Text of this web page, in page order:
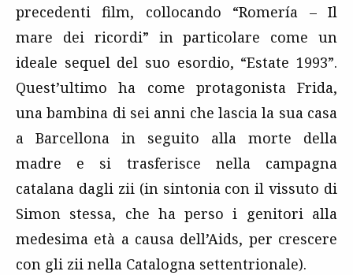
precedenti film, collocando “Romería – Il
mare dei ricordi” in particolare come un
ideale sequel del suo esordio, “Estate 1993”.
Quest’ultimo ha come protagonista Frida,
una bambina di sei anni che lascia la sua casa
a Barcellona in seguito alla morte della
madre e si trasferisce nella campagna
catalana dagli zii (in sintonia con il vissuto di
Simon stessa, che ha perso i genitori alla
medesima età a causa dell’Aids, per crescere
con gli zii nella Catalogna settentrionale).